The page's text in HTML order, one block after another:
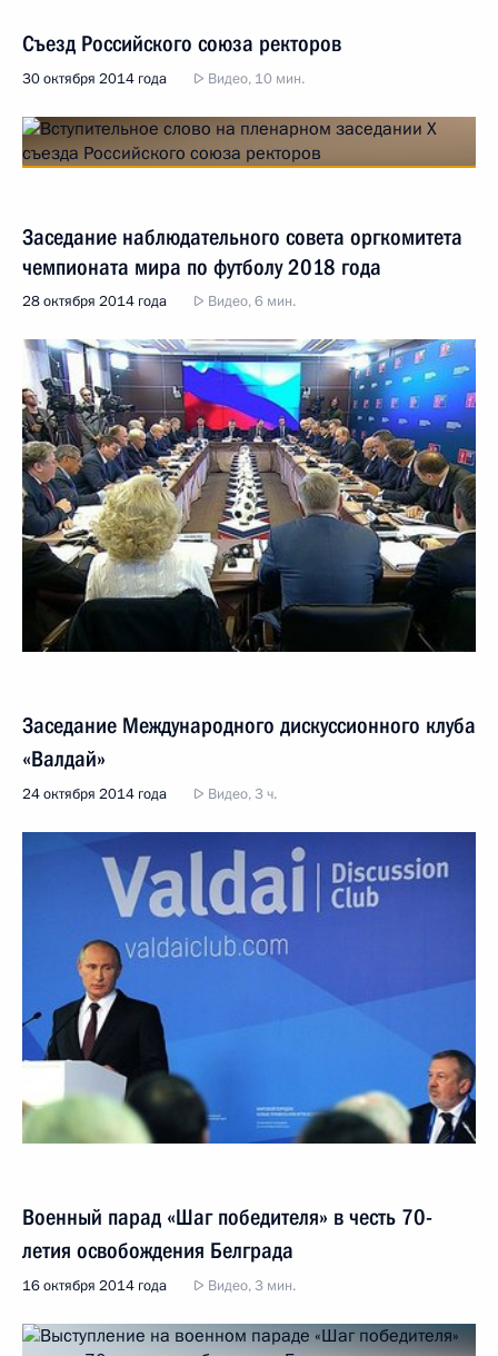
Съезд Российского союза ректоров
30 октября 2014 года Видео, 10 мин.
Заседание наблюдательного совета оргкомитета
чемпионата мира по футболу 2018 года
28 октября 2014 года Видео, 6 мин.
Заседание Международного дискуссионного клуба
«Валдай»
24 октября 2014 года Видео, 3 ч.
Военный парад «Шаг победителя» в честь 70-
летия освобождения Белграда
16 октября 2014 года Видео, 3 мин.